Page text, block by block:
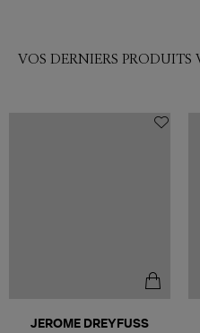
VOS DERNIERS PRODUITS
JEROME DREYFUSS